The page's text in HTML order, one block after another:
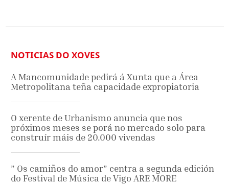
NOTICIAS DO XOVES
A Mancomunidade pedirá á Xunta que a Área
Metropolitana teña capacidade expropiatoria
O xerente de Urbanismo anuncia que nos
próximos meses se porá no mercado solo para
construír máis de 20.000 vivendas
” Os camiños do amor” centra a segunda edición
do Festival de Música de Vigo ARE MORE